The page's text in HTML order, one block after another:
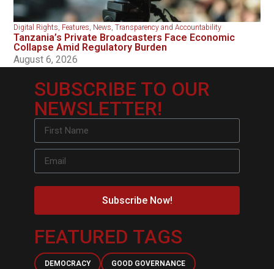
Digital Rights, Features, News,Transparency and Accountability
Tanzania’s Private Broadcasters Face Economic
Collapse Amid Regulatory Burden
August 6, 2026
SUBSCRIBE TO OUR
NEWSLETTER!
Subscribe Now!
FEATURED TAGS
DEMOCRACY GOOD GOVERNANCE